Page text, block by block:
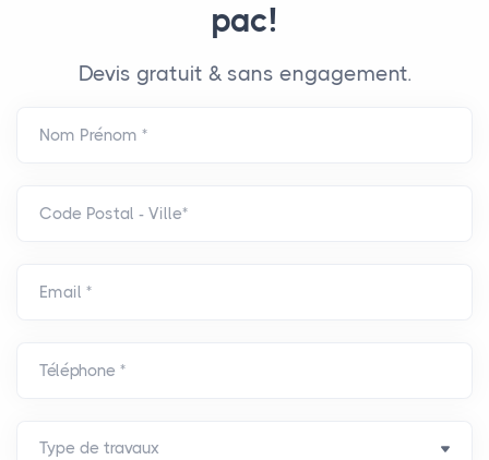
pac!
Devis gratuit & sans engagement.
Nom Prénom *
Code Postal - Ville*
Email *
Téléphone *